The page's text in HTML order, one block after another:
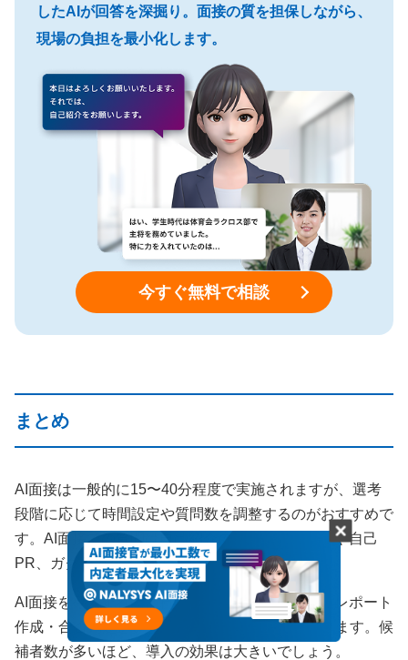
したAIが回答を深掘り。面接の質を担保しながら、
現場の負担を最小化します。
今すぐ無料で相談
まとめ
AI面接は一般的に15〜40分程度で実施されますが、選考
段階に応じて時間設定や質問数を調整するのがおすすめで
す。AI面接での質問は自己紹介のほか、志望動機や自己
PR、ガクチカなどが想定されます。
AI面接を導入すれば、日程調整・面接実施・評価レポート
作成・合否判定といった各工程の工数を削減できます。候
補者数が多いほど、導入の効果は大きいでしょう。